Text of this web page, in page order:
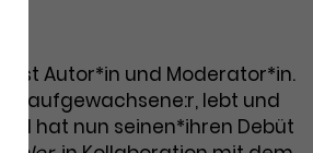
ist Autor*in und Moderator*in.
aufgewachsene:r, lebt und
hat nun seinen*ihren Debüt